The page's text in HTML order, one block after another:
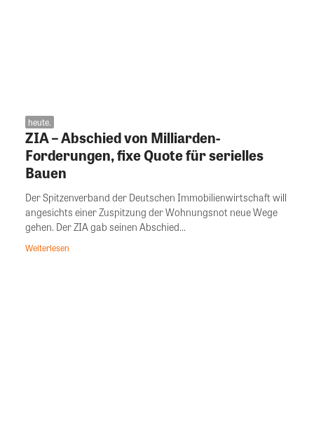
heute.
ZIA – Abschied von Milliarden-
Forderungen, fixe Quote für serielles
Bauen
Der Spitzenverband der Deutschen Immobilienwirtschaft will
angesichts einer Zuspitzung der Wohnungsnot neue Wege
gehen. Der ZIA gab seinen Abschied...
Weiterlesen